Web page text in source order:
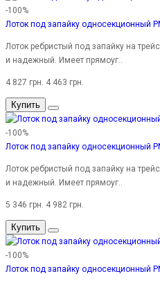
-100%
Лоток под запайку односекционный
Лоток ребристый под запайку на
и надежный. Имеет прямоуг..
4 827 грн. 4 463 грн.
Купить
-100%
Лоток под запайку односекционный
Лоток ребристый под запайку на
и надежный. Имеет прямоуг..
5 346 грн. 4 982 грн.
Купить
-100%
Лоток под запайку односекционный